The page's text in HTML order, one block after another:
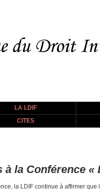
LA LDIF
CITES
la Conférence «
la LDIF continue à affirmer